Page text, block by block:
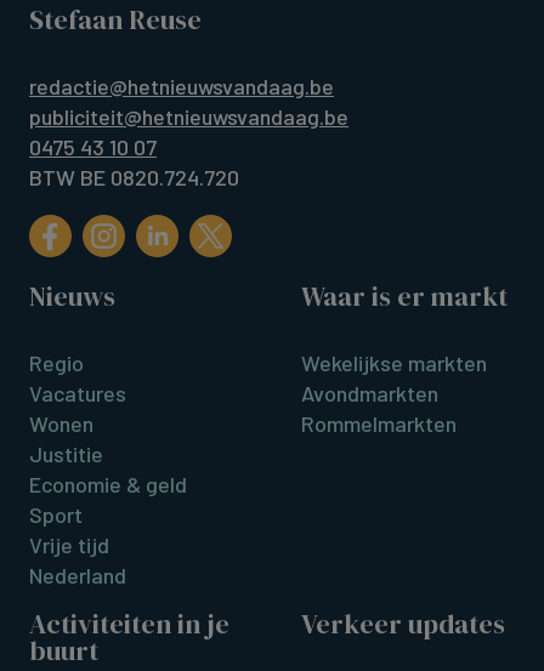
Stefaan Reuse
redactie@hetnieuwsvandaag.be
publiciteit@hetnieuwsvandaag.be
0475 43 10 07
BTW BE 0820.724.720
Nieuws
Regio
Vacatures
Wonen
Justitie
Economie & geld
Sport
Vrije tijd
Nederland
Waar is er markt
Wekelijkse markten
Avondmarkten
Rommelmarkten
Activiteiten in je
buurt
Verkeer updates